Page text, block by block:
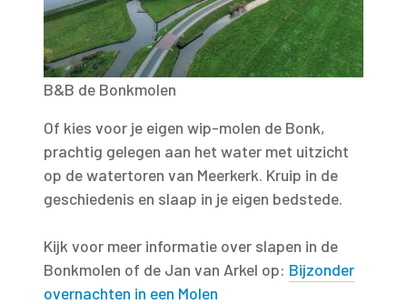
B&B de Bonkmolen
Of kies voor je eigen wip-molen de Bonk,
prachtig gelegen aan het water met uitzicht
op de watertoren van Meerkerk. Kruip in de
geschiedenis en slaap in je eigen bedstede.
Kijk voor meer informatie over slapen in de
Bonkmolen of de Jan van Arkel op: Bijzonder
overnachten in een Molen